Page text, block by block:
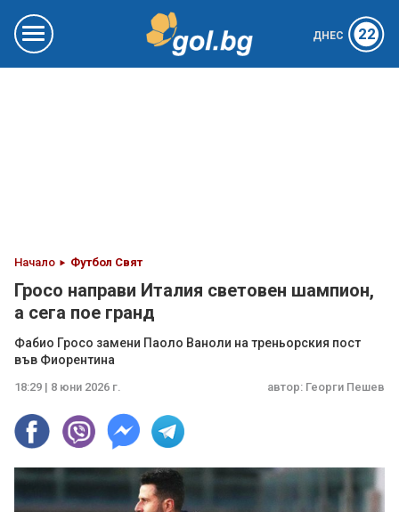
ДНЕС 22
Начало Футбол Свят
Гросо направи Италия световен шампион,
а сега пое гранд
Фабио Гросо замени Паоло Ваноли на треньорския пост
във Фиорентина
18:29 | 8 юни 2026 г. автор: Георги Пешев